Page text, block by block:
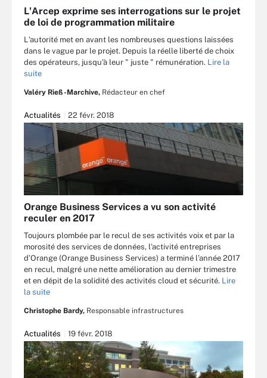
L'Arcep exprime ses interrogations sur le projet
de loi de programmation militaire
L'autorité met en avant les nombreuses questions laissées
dans le vague par le projet. Depuis la réelle liberté de choix
des opérateurs, jusqu'à leur " juste " rémunération. Lire la
suite
Valéry Rieß-Marchive, Rédacteur en chef
Actualités 22 févr. 2018
Orange Business Services a vu son activité
reculer en 2017
Toujours plombée par le recul de ses activités voix et par la
morosité des services de données, l’activité entreprises
d’Orange (Orange Business Services) a terminé l’année 2017
en recul, malgré une nette amélioration au dernier trimestre
et en dépit de la solidité des activités cloud et sécurité. Lire
la suite
Christophe Bardy, Responsable infrastructures
Actualités 19 févr. 2018